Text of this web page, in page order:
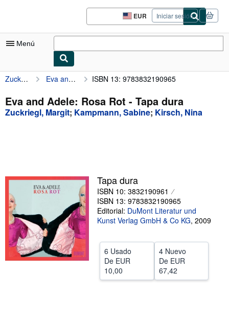
Pasar al contenido principal
EUR
Preferencias
de
del
Iniciar sesión
Menú
Mi cuenta
Consultar mis pedidos
Búsqueda avanzada
Vendedores
Comenzar a vender
Ayuda
CERRAR
Zuckriegl, Margit Eva and Adele: Rosa Rot ISBN 13: 9783832190965
Eva and Adele: Rosa Rot - Tapa dura
Zuckriegl, Margit; Kampmann, Sabine; Kirsch, Nina
Tapa dura
ISBN 10: 3832190961
ISBN 13: 9783832190965
Editorial: DuMont Literatur und
Kunst Verlag GmbH & Co KG, 2009
6 Usado
De EUR
10,00
4 Nuevo
De EUR
67,42